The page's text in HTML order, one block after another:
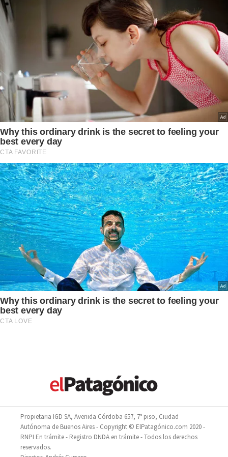
Propietaria IGD SA, Avenida Córdoba 657, 7° piso, Ciudad
Autónoma de Buenos Aires - Copyright © ElPatagónico.com 2020 -
RNPI En trámite - Registro DNDA en trámite - Todos los derechos
reservados.